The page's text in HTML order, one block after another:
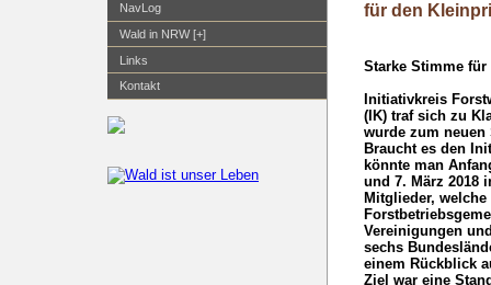
NavLog
Wald in NRW [+]
Links
Kontakt
für den
Starke Stimme
Initiativkreis
(IK) traf sich zu
wurde zum neuen
Braucht es den
könnte man
und 7. März 2018
Mitglieder,
Vereinigungen
sechs
einem Rückblick
Ziel war eine